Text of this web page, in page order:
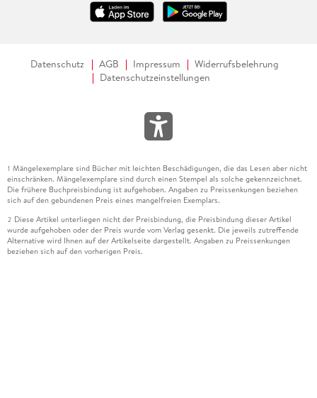
Datenschutz AGB Impressum
Widerrufsbelehrung
Datenschutzeinstellungen
1 Mängelexemplare sind Bücher mit leichten Beschädigungen, die das Lesen aber nicht
einschränken. Mängelexemplare sind durch einen Stempel als solche gekennzeichnet.
Die frühere Buchpreisbindung ist aufgehoben. Angaben zu Preissenkungen beziehen
sich auf den gebundenen Preis eines mangelfreien Exemplars.
2 Diese Artikel unterliegen nicht der Preisbindung, die Preisbindung dieser Artikel
wurde aufgehoben oder der Preis wurde vom Verlag gesenkt. Die jeweils zutreffende
Alternative wird Ihnen auf der Artikelseite dargestellt. Angaben zu Preissenkungen
beziehen sich auf den vorherigen Preis.